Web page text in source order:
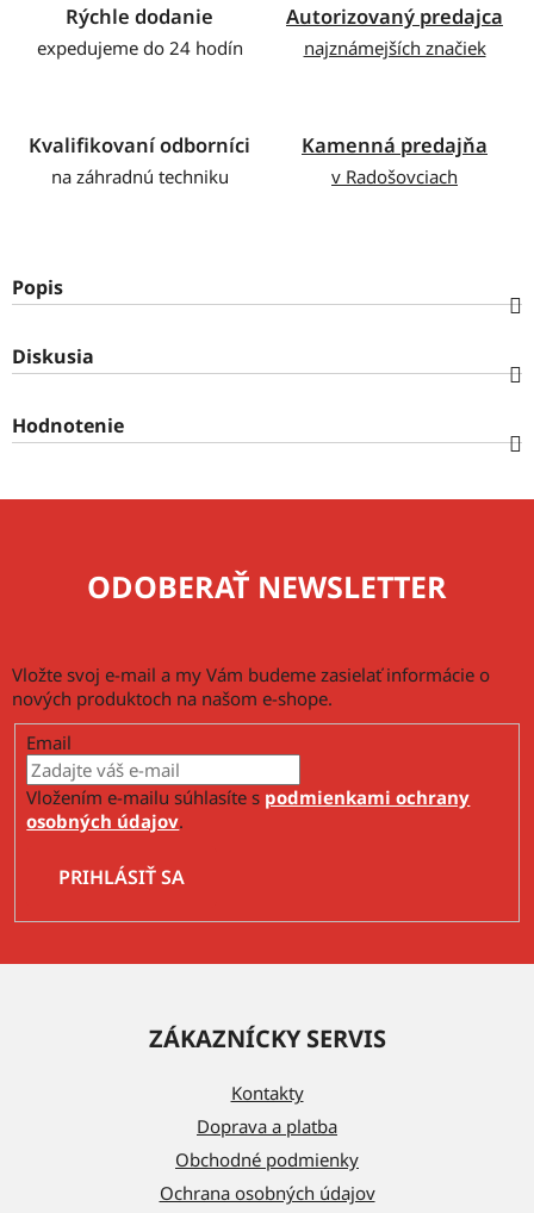
Rýchle dodanie
expedujeme do 24 hodín
Autorizovaný predajca
najznámejších značiek
Kvalifikovaní odborníci
na záhradnú techniku
Kamenná predajňa
v Radošovciach
Popis
Diskusia
Hodnotenie
ODOBERAŤ NEWSLETTER
Vložte svoj e-mail a my Vám budeme zasielať informácie o
nových produktoch na našom e-shope.
Email
Vložením e-mailu súhlasíte s podmienkami ochrany
osobných údajov.
PRIHLÁSIŤ SA
ZÁKAZNÍCKY SERVIS
Kontakty
Doprava a platba
Obchodné podmienky
Ochrana osobných údajov